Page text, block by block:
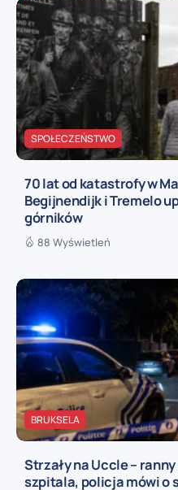
SPOŁECZEŃSTWO
70 lat od katastrofy w
Begijnendijk i Tremelo
górników
88 Wyświetleń
BRUKSELA
Strzały na Uccle –
szpitala, policja mówi o